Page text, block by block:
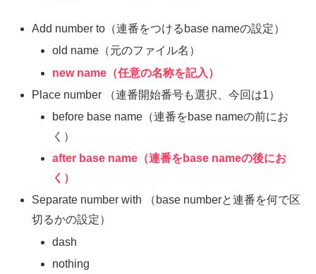
Add number to（連番をつけるbase nameの設定）
old name（元のファイル名）
new name（任意の名称を記入）
Place number （連番開始番号も選択、今回は1）
before base name（連番をbase nameの前にお
く）
after base name（連番をbase nameの後にお
く）
Separate number with （base numberと連番を何で区
切るかの設定）
dash
nothing